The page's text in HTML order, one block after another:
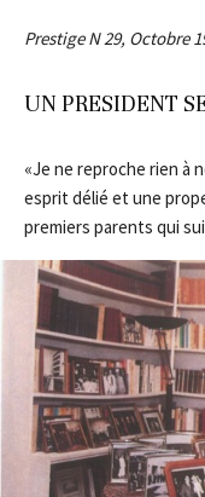
Prestige N 29, Octobre
UN PRESIDENT
«Je ne reproche rien à
esprit délié et une
premiers parents qui